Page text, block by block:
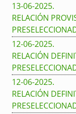
13-06-2025.
RELACIÓN
12-06-2025.
RELACIÓN
12-06-2025.
RELACIÓN